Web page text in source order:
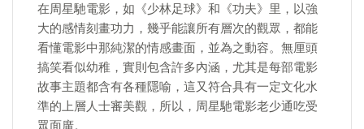
在周星馳電影，如《少林足球》和《功夫》里，以強
大的感情刻畫功力，幾乎能讓所有層次的觀眾，都能
看懂電影中那純潔的情感畫面，並為之動容。無厘頭
搞笑看似幼稚，實則包含許多內涵，尤其是每部電影
故事主題都含有各種隱喻，這又符合具有一定文化水
準的上層人士審美觀，所以，周星馳電影老少通吃受
眾面廣。